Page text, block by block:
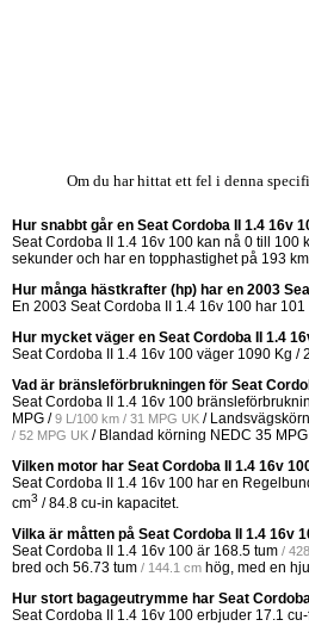
Om du har hittat ett fel i denna
Hur snabbt går en Seat Cordoba II 1.4 16v
Seat Cordoba II 1.4 16v 100 kan nå 0 till 100
sekunder och har en topphastighet på 193
Hur många hästkrafter (hp) har en 2003
En 2003 Seat Cordoba II 1.4 16v 100 har 101
Hur mycket väger en Seat Cordoba II 1.4
Seat Cordoba II 1.4 16v 100 väger 1090 Kg /
Vad är bränsleförbrukningen för Seat
Seat Cordoba II 1.4 16v 100
MPG /9 L/100 km / 31 MPG UK /
/ 52 MPG UK / Blandad körning NEDC 35
Vilken motor har Seat Cordoba II 1.4 16v
Seat Cordoba II 1.4 16v 100 har en
cm3 / 84.8 cu-in kapacitet.
Vilka är måtten på Seat Cordoba II 1.4 16v
Seat Cordoba II 1.4 16v 100 är 168.5 tum /
bred och 56.73 tum / 144.1 cm hög, med en
Hur stort bagageutrymme har Seat
Seat Cordoba II 1.4 16v 100 erbjuder 17.1